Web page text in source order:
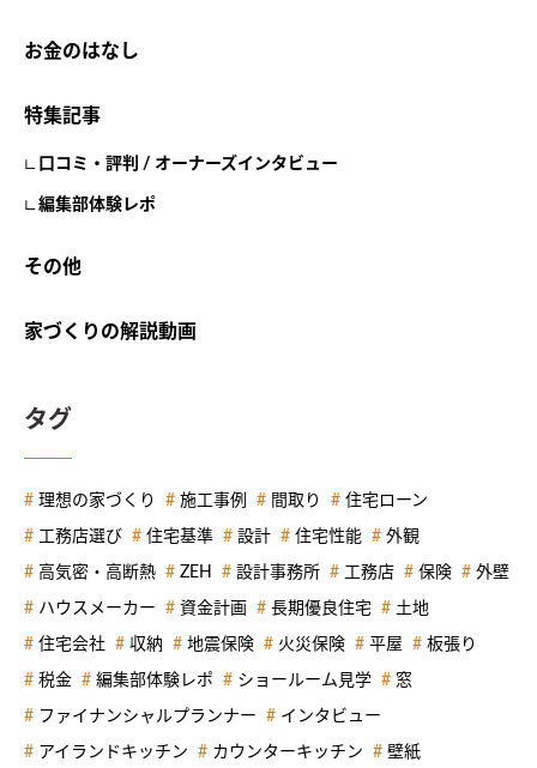
お金のはなし
特集記事
口コミ・評判 / オーナーズインタビュー
編集部体験レポ
その他
家づくりの解説動画
タグ
理想の家づくり 施工事例 間取り 住宅ローン
工務店選び 住宅基準 設計 住宅性能 外観
高気密・高断熱 ZEH 設計事務所 工務店 保険 外壁
ハウスメーカー 資金計画 長期優良住宅 土地
住宅会社 収納 地震保険 火災保険 平屋 板張り
税金 編集部体験レポ ショールーム見学 窓
ファイナンシャルプランナー インタビュー
アイランドキッチン カウンターキッチン 壁紙